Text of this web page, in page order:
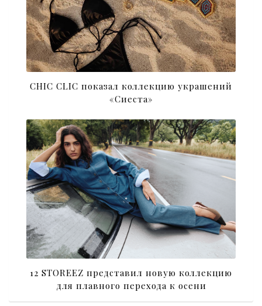
CHIC CLIC показал коллекцию украшений
«Сиеста»
12 STOREEZ представил новую коллекцию
для плавного перехода к осени